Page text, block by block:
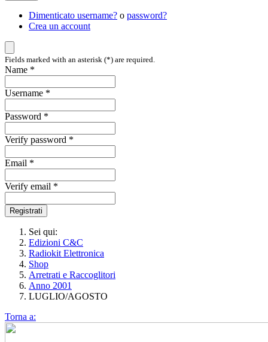
Dimenticato username? o password?
Crea un account
Fields marked with an asterisk (*) are required.
Name *
Username *
Password *
Verify password *
Email *
Verify email *
Registrati
Sei qui:
Edizioni C&C
Radiokit Elettronica
Shop
Arretrati e Raccoglitori
Anno 2001
LUGLIO/AGOSTO
Torna a: